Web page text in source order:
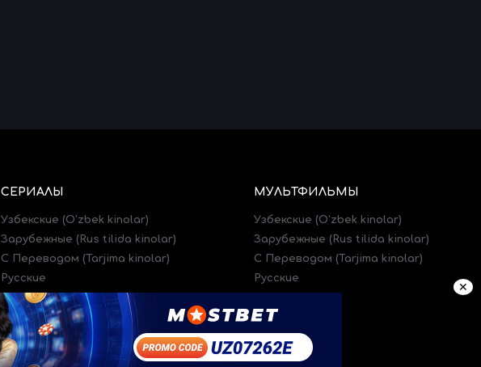
СЕРИАЛЫ
Узбекские (O'zbek kinolar)
Зарубежные (Rus tilida kinolar)
C Переводом (Tarjima kinolar)
Русские
Трейлеры (Treylerlar)
МУЛЬТФИЛЬМЫ
Узбекские (O'zbek kinolar)
Зарубежные (Rus tilida kinolar)
C Переводом (Tarjima kinolar)
Русские
✕